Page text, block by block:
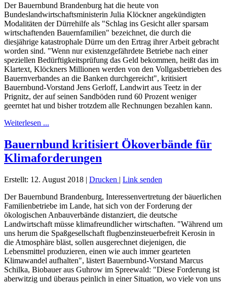
Der Bauernbund Brandenburg hat die heute von
Bundeslandwirtschaftsministerin Julia Klöckner angekündigten
Modalitäten der Dürrehilfe als "Schlag ins Gesicht aller sparsam
wirtschaftenden Bauernfamilien" bezeichnet, die durch die
diesjährige katastrophale Dürre um den Ertrag ihrer Arbeit gebracht
worden sind. "Wenn nur existenzgefährdete Betriebe nach einer
speziellen Bedürftigkeitsprüfung das Geld bekommen, heißt das im
Klartext, Klöckners Millionen werden von den Vollgasbetrieben des
Bauernverbandes an die Banken durchgereicht", kritisiert
Bauernbund-Vorstand Jens Gerloff, Landwirt aus Teetz in der
Prignitz, der auf seinen Sandböden rund 60 Prozent weniger
geerntet hat und bisher trotzdem alle Rechnungen bezahlen kann.
Weiterlesen ...
Bauernbund kritisiert Ökoverbände für
Klimaforderungen
Erstellt: 12. August 2018 | Drucken | Link senden
Der Bauernbund Brandenburg, Interessenvertretung der bäuerlichen
Familienbetriebe im Lande, hat sich von der Forderung der
ökologischen Anbauverbände distanziert, die deutsche
Landwirtschaft müsse klimafreundlicher wirtschaften. "Während um
uns herum die Spaßgesellschaft flugbenzinsteuerbefreit Kerosin in
die Atmosphäre bläst, sollen ausgerechnet diejenigen, die
Lebensmittel produzieren, einen wie auch immer gearteten
Klimawandel aufhalten", lästert Bauernbund-Vorstand Marcus
Schilka, Biobauer aus Guhrow im Spreewald: "Diese Forderung ist
aberwitzig und überaus peinlich in einer Situation, wo viele von uns